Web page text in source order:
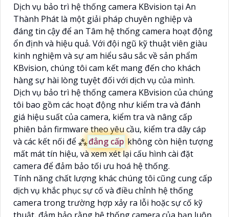
Dịch vụ bảo trì hệ thống camera KBvision tại An
Thành Phát là một giải pháp chuyên nghiệp và
đáng tin cậy để an Tâm hệ thống camera hoạt động
ổn định và hiệu quả. Với đội ngũ kỹ thuật viên giàu
kinh nghiệm và sự am hiểu sâu sắc về sản phẩm
KBvision, chúng tôi cam kết mang đến cho khách
hàng sự hài lòng tuyệt đối với dịch vụ của mình.
Dịch vụ bảo trì hệ thống camera KBvision của chúng
tôi bao gồm các hoạt động như kiểm tra và đánh
giá hiệu suất của camera, kiểm tra và nâng cấp
phiên bản firmware theo yêu cầu, kiểm tra dây cáp
và các kết nối để ⁂đẳng cấp không còn hiện tượng
mất mát tín hiệu, và xem xét lại cấu hình cài đặt
camera để đảm bảo tối ưu hoá hệ thống.
Tính năng chất lượng khác chúng tôi cũng cung cấp
dịch vụ khắc phục sự cố và điều chỉnh hệ thống
camera trong trường hợp xảy ra lỗi hoặc sự cố kỹ